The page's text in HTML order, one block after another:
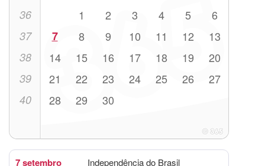
36 1 2 3 4 5 6
37 7 8 9 10 11 12 13
38 14 15 16 17 18 19 20
39 21 22 23 24 25 26 27
40 28 29 30
7 setembro Independência do Brasil